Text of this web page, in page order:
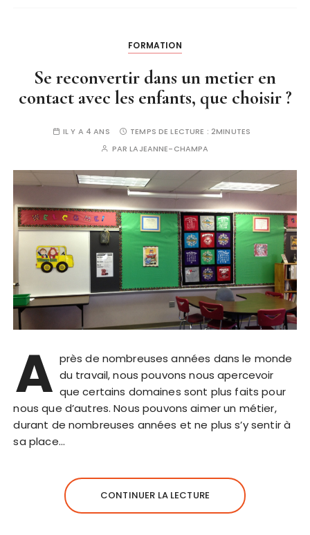
FORMATION
Se reconvertir dans un metier en
contact avec les enfants, que choisir ?
IL Y A 4 ANS TEMPS DE LECTURE : 2MINUTES
PARLAJEANNE-CHAMPA
A près de nombreuses années dans le monde
du travail, nous pouvons nous apercevoir
que certains domaines sont plus faits pour
nous que d’autres. Nous pouvons aimer un métier,
durant de nombreuses années et ne plus s’y sentir à
sa place…
CONTINUER LA LECTURE